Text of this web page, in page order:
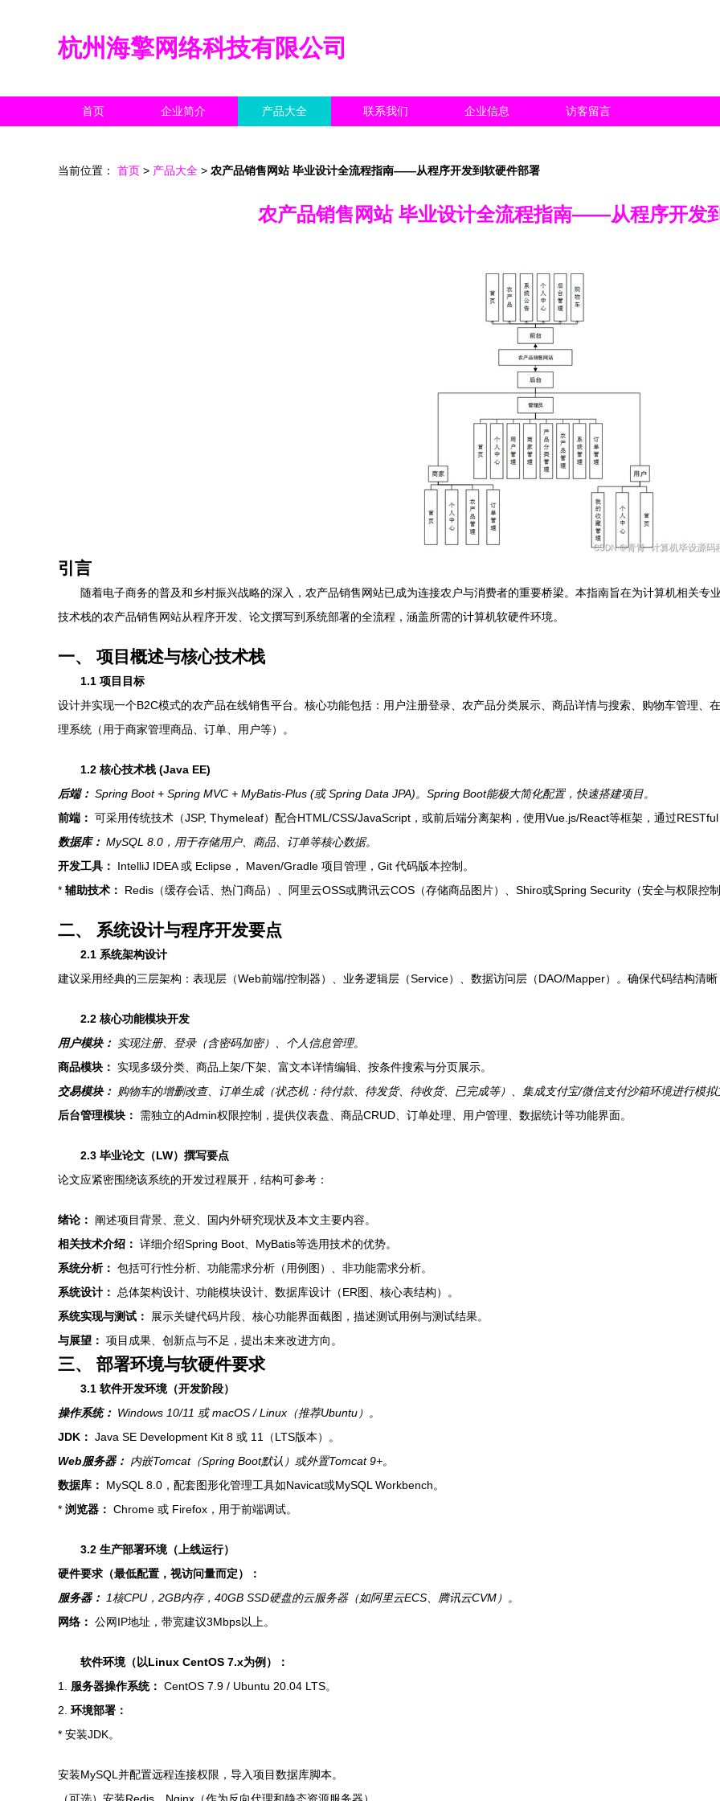
杭州海擎网络科技有限公司
首页 企业简介 产品大全 联系我们 企业信息 访客留言
当前位置： 首页 > 产品大全 > 农产品销售网站 毕业设计全流程指南——从程序开发到软硬件部署
农产品销售网站 毕业设计全流程指南——从程序开发
引言
随着电子商务的普及和乡村振兴战略的深入，农产品销售网站已成为连接农户与消费者的重要桥梁。本指南旨在为计算机相关
技术栈的农产品销售网站从程序开发、论文撰写到系统部署的全流程，涵盖所需的计算机软硬件环境。
一、 项目概述与核心技术栈
1.1 项目目标
设计并实现一个B2C模式的农产品在线销售平台。核心功能包括：用户注册登录、农产品分类展示、商品详情与搜索、购物车管理、
理系统（用于商家管理商品、订单、用户等）。
1.2 核心技术栈 (Java EE)
后端： Spring Boot + Spring MVC + MyBatis-Plus (或 Spring Data JPA)。Spring Boot能极大简化配置，快速搭建项目。
前端： 可采用传统技术（JSP, Thymeleaf）配合HTML/CSS/JavaScript，或前后端分离架构，使用Vue.js/React等框架，通过
数据库： MySQL 8.0，用于存储用户、商品、订单等核心数据。
开发工具：
IntelliJ IDEA 或 Eclipse， Maven/Gradle 项目管理，Git 代码版本控制。
* 辅助技术： Redis（缓存会话、热门商品）、阿里云OSS或腾讯云COS（存储商品图片）、Shiro或Spring Security（安全与权限控
二、 系统设计与程序开发要点
2.1 系统架构设计
建议采用经典的三层架构：表现层（Web前端/控制器）、业务逻辑层（Service）、数据访问层（DAO/Mapper）。确保代码结构清
2.2 核心功能模块开发
用户模块： 实现注册、登录（含密码加密）、个人信息管理。
商品模块： 实现多级分类、商品上架/下架、富文本详情编辑、按条件搜索与分页展示。
交易模块：
购物车的增删改查、订单生成（状态机：待付款、待发货、待收货、已完成等）、集成支付宝/微信支付沙箱环境进行模拟
后台管理模块：
需独立的Admin权限控制，提供仪表盘、商品CRUD、订单处理、用户管理、数据统计等功能界面。
2.3 毕业论文（LW）撰写要点
论文应紧密围绕该系统的开发过程展开，结构可参考：
绪论：
阐述项目背景、意义、国内外研究现状及本文主要内容。
相关技术介绍： 详细介绍Spring Boot、MyBatis等选用技术的优势。
系统分析： 包括可行性分析、功能需求分析（用例图）、非功能需求分析。
系统设计：
总体架构设计、功能模块设计、数据库设计（ER图、核心表结构）。
系统实现与测试：
展示关键代码片段、核心功能界面截图，描述测试用例与测试结果。
与展望： 项目成果、创新点与不足，提出未来改进方向。
三、 部署环境与软硬件要求
3.1 软件开发环境（开发阶段）
操作系统： Windows 10/11 或 macOS / Linux（推荐Ubuntu）。
JDK： Java SE Development Kit 8 或 11（LTS版本）。
Web服务器： 内嵌Tomcat（Spring Boot默认）或外置Tomcat 9+。
数据库：
MySQL 8.0，配套图形化管理工具如Navicat或MySQL Workbench。
* 浏览器： Chrome 或 Firefox，用于前端调试。
3.2 生产部署环境（上线运行）
硬件要求（最低配置，视访问量而定）：
服务器：
1核CPU，2GB内存，40GB SSD硬盘的云服务器（如阿里云ECS、腾讯云CVM）。
网络： 公网IP地址，带宽建议3Mbps以上。
软件环境（以Linux CentOS 7.x为例）：
1. 服务器操作系统： CentOS 7.9 / Ubuntu 20.04 LTS。
2. 环境部署：
* 安装JDK。
安装MySQL并配置远程连接权限，导入项目数据库脚本。